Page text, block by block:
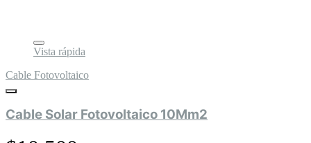
Vista rápida
Cable Fotovoltaico
Cable Solar Fotovoltaico 10Mm2